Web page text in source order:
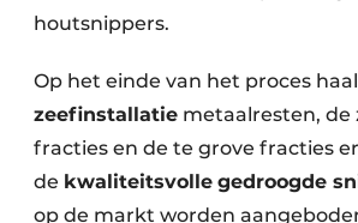
houtsnippers.
Op het einde van het proces
zeefinstallatie metaalresten, de
fracties en de te grove fracties
de kwaliteitsvolle gedroogde
op de markt worden